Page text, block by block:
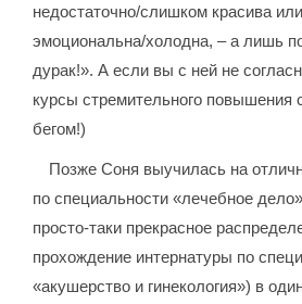
недостаточно/слишком красива
эмоциональна/холодна, – а лишь
дурак!». А если вы с ней не
курсы стремительного повышения
бегом!)
Позже Соня выучилась на
по специальности «лечебное
просто-таки прекрасное
прохождение интернатуры по
«акушерство и гинекология») в